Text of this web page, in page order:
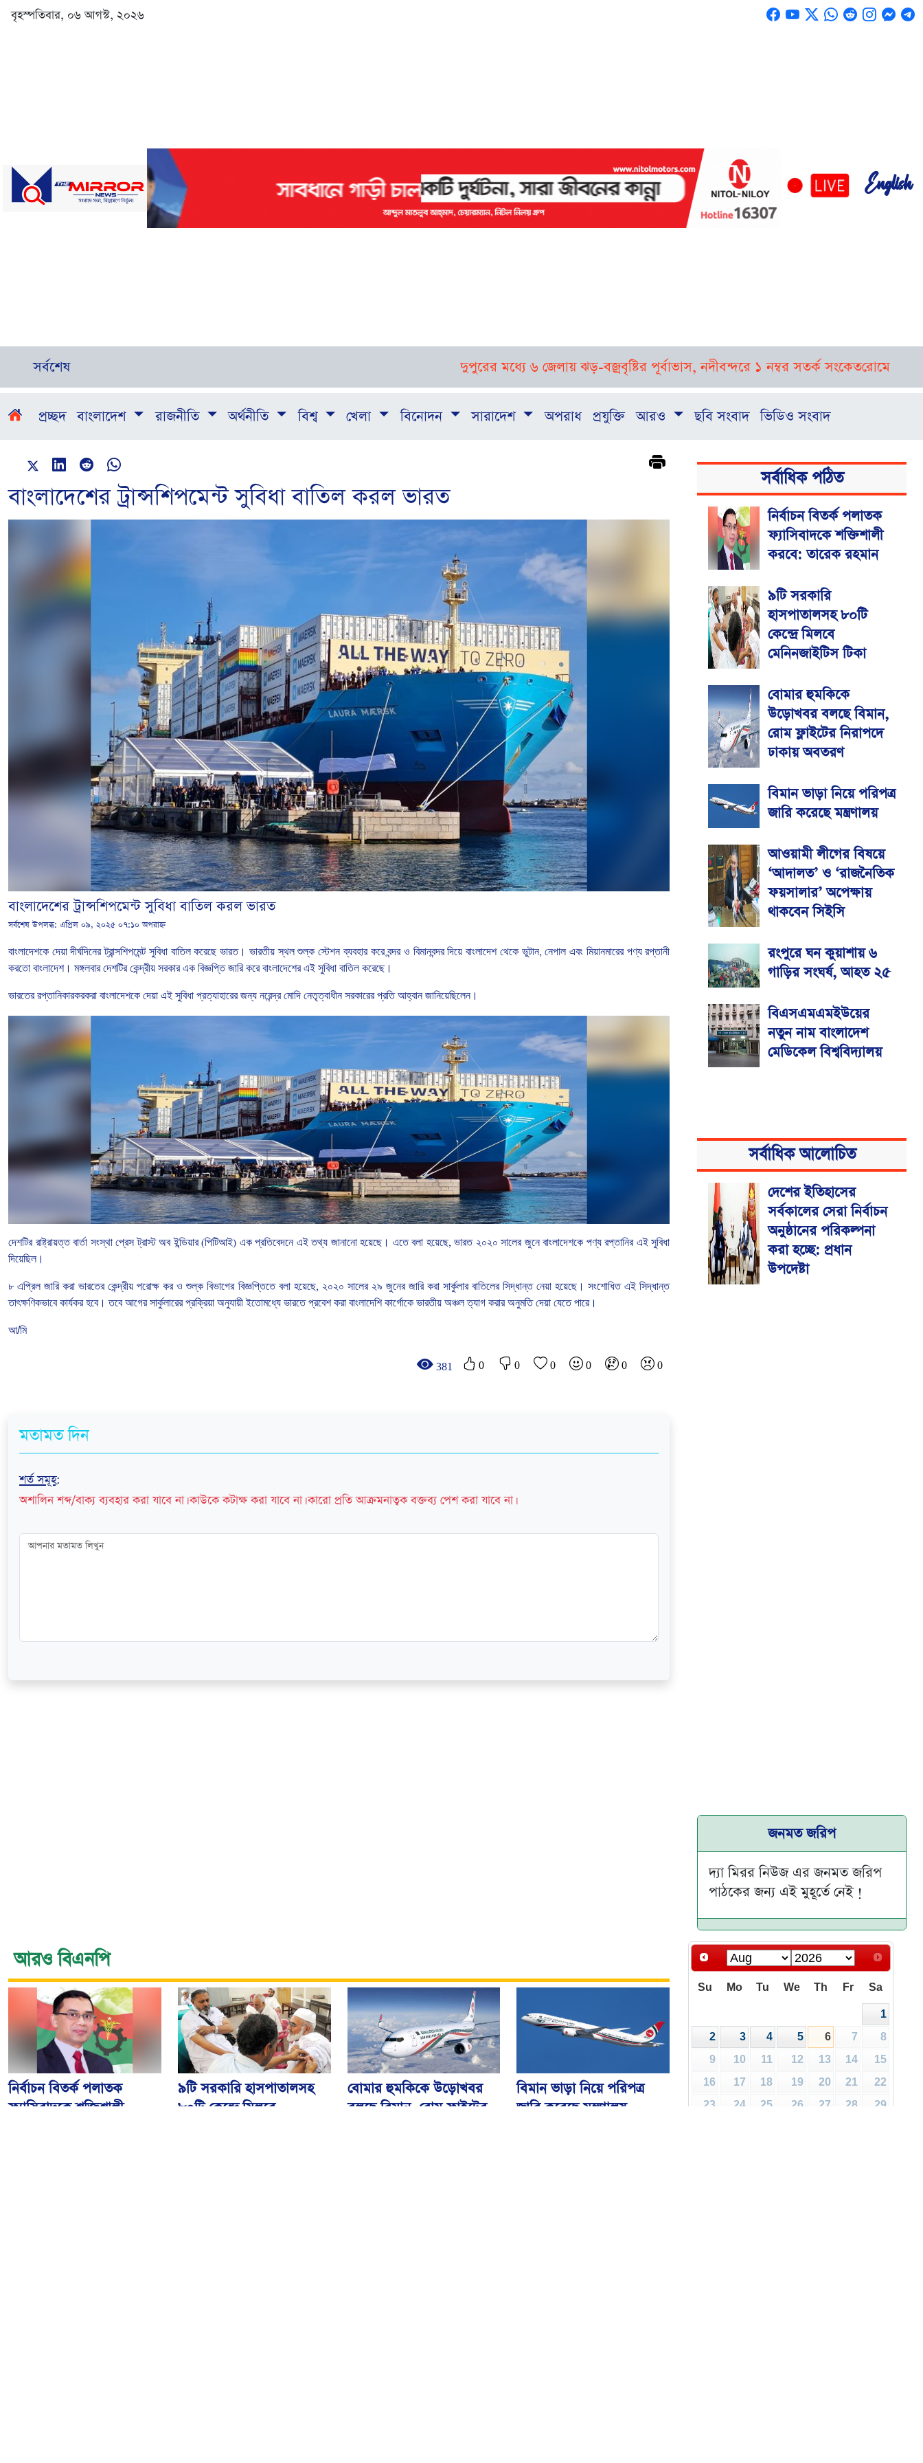
বৃহস্পতিবার, ০৬ আগস্ট, ২০২৬
English
সর্বশেষ দুপুরের মধ্যে ৬ জেলায় ঝড়-বজ্রবৃষ্টির পূর্বাভাস, নদীবন্দরে ১ নম্বর সতর্ক সংকেতরোমে আলোচনা চললেও
প্রচ্ছদ বাংলাদেশ রাজনীতি অর্থনীতি বিশ্ব খেলা বিনোদন সারাদেশ অপরাধ প্রযুক্তি আরও ছবি সংবাদ ভিডিও সংবাদ
বাংলাদেশের ট্রান্সশিপমেন্ট সুবিধা বাতিল করল ভারত
বাংলাদেশের ট্রান্সশিপমেন্ট সুবিধা বাতিল করল ভারত
সর্বশেষ উপলব্ধ: এপ্রিল ০৯, ২০২৫ ০৭:১০ অপরাহ্ন
বাংলাদেশকে দেয়া দীর্ঘদিনের ট্রান্সশিপমেন্ট সুবিধা বাতিল করেছে ভারত। ভারতীয় স্থল শুল্ক স্টেশন ব্যবহার করে বন্দর ও বিমানবন্দর দিয়ে বাংলাদেশ থেকে ভুটান,নেপাল এবং মিয়ানমারের পণ্য রপ্তানী
করতো বাংলাদেশ। মঙ্গলবার দেশটির কেন্দ্রীয় সরকার এক বিজ্ঞপ্তি জারি করে বাংলাদেশের এই সুবিধা বাতিল করেছে।
ভারতের রপ্তানিকারকরকরা বাংলাদেশকে দেয়া এই সুবিধা প্রত্যাহারের জন্য নরেন্দ্র মোদি নেতৃত্বাধীন সরকারের প্রতি আহ্বান জানিয়েছিলেন।
দেশটির রাষ্ট্রায়ত্ত বার্তা সংস্থা প্রেস ট্রাস্ট অব ইন্ডিয়ার(পিটিআই) এক প্রতিবেদনে এই তথ্য জানানো হয়েছে। এতে বলা হয়েছে, ভারত ২০২০ সালের জুনে বাংলাদেশকে পণ্য রপ্তানির এই সুবিধা
দিয়েছিল।
৮ এপ্রিল জারি করা ভারতের কেন্দ্রীয় পরোক্ষ কর ও শুল্ক বিভাগের বিজ্ঞপ্তিতে বলা হয়েছে, ২০২০ সালের ২৯ জুনের জারি করা সার্কুলার বাতিলের সিদ্ধান্ত নেয়া হয়েছে। সংশোধিত এই সিদ্ধান্ত
তাৎক্ষণিকভাবে কার্যকর হবে। তবে আগের সার্কুলারের প্রক্রিয়া অনুযায়ী ইতোমধ্যে ভারতে প্রবেশ করা বাংলাদেশি কার্গোকে ভারতীয় অঞ্চল ত্যাগ করার অনুমতি দেয়া যেতে পারে।
আ/মি
381 0 0 0 0 0 0
মতামত দিন
শর্ত সমূহ:
অশালিন শব্দ/বাক্য ব্যবহার করা যাবে না। কাউকে কটাক্ষ করা যাবে না। কারো প্রতি আক্রমনাত্বক বক্তব্য পেশ করা যাবে না।
সর্বাধিক পঠিত
নির্বাচন বিতর্ক পলাতক
ফ্যাসিবাদকে শক্তিশালী
করবে: তারেক রহমান
৯টি সরকারি
হাসপাতালসহ ৮০টি
কেন্দ্রে মিলবে
মেনিনজাইটিস টিকা
বোমার হুমকিকে
উড়োখবর বলছে বিমান,
রোম ফ্লাইটের নিরাপদে
ঢাকায় অবতরণ
বিমান ভাড়া নিয়ে পরিপত্র
জারি করেছে মন্ত্রণালয়
আওয়ামী লীগের বিষয়ে
‘আদালত’ ও ‘রাজনৈতিক
ফয়সালার’ অপেক্ষায়
থাকবেন সিইসি
রংপুরে ঘন কুয়াশায় ৬
গাড়ির সংঘর্ষ, আহত ২৫
বিএসএমএমইউয়ের
নতুন নাম বাংলাদেশ
মেডিকেল বিশ্ববিদ্যালয়
সর্বাধিক আলোচিত
দেশের ইতিহাসের
সর্বকালের সেরা নির্বাচন
অনুষ্ঠানের পরিকল্পনা
করা হচ্ছে: প্রধান
উপদেষ্টা
জনমত জরিপ
দ্যা মিরর নিউজ এর জনমত জরিপ
পাঠকের জন্য এই মুহূর্তে নেই !
আরও বিএনপি
নির্বাচন বিতর্ক পলাতক
ফ্যাসিবাদকে শক্তিশালী
৯টি সরকারি হাসপাতালসহ
৮০টি কেন্দ্রে মিলবে
বোমার হুমকিকে উড়োখবর
বলছে বিমান, রোম ফ্লাইটের
বিমান ভাড়া নিয়ে পরিপত্র
জারি করেছে মন্ত্রণালয়
Su Mo Tu We Th Fr Sa
1
2
3 4 5 6 7
8
9
10 11 12 13 14
15
16
17 18 19 20 21
22
23
24 25 26 27 28
29